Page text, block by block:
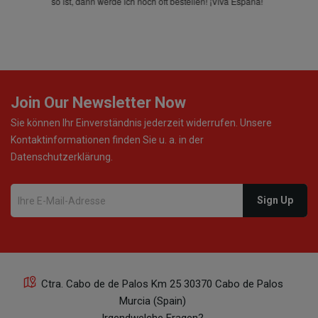
Join Our Newsletter Now
Sie können Ihr Einverständnis jederzeit widerrufen. Unsere
Kontaktinformationen finden Sie u. a. in der
Datenschutzerklärung.
Ctra. Cabo de de Palos Km 25 30370 Cabo de Palos
Murcia (Spain)